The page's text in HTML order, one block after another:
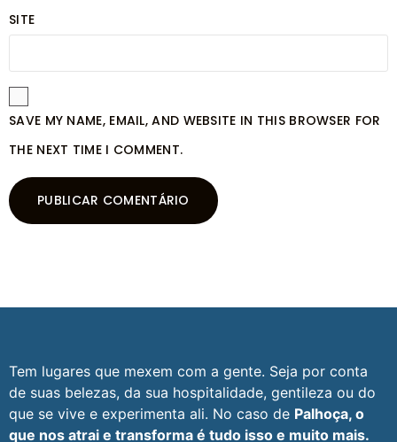
SITE
SAVE MY NAME, EMAIL, AND WEBSITE IN THIS BROWSER FOR
THE NEXT TIME I COMMENT.
Tem lugares que mexem com a gente. Seja por conta
de suas belezas, da sua hospitalidade, gentileza ou do
que se vive e experimenta ali. No caso de Palhoça, o
que nos atrai e transforma é tudo isso e muito mais.